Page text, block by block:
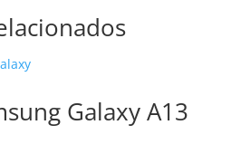
Galaxy A13